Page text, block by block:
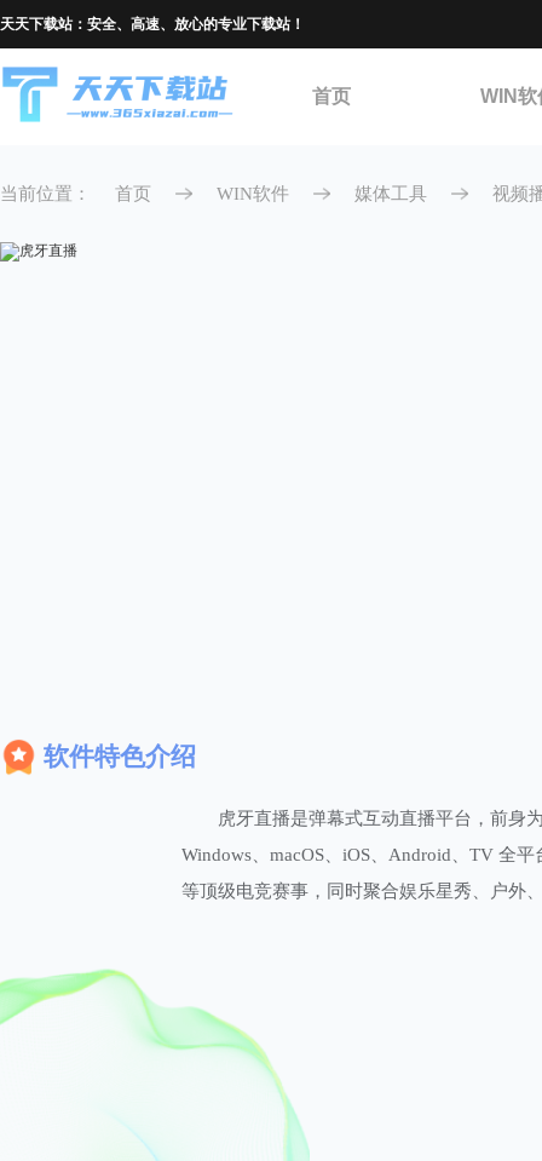
天天下载站：安全、高速、放心的专业下载站！
首页 WIN软
当前位置： 首页 WIN软件 媒体工具 视频
软件特色介绍
虎牙直播是弹幕式互动直播平台，前身
Windows、macOS、iOS、Android、TV 全
等顶级电竞赛事，同时聚合娱乐星秀、户外